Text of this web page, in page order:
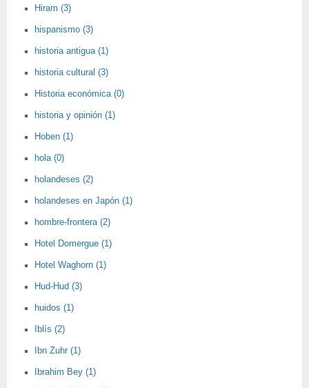
Hiram (3)
hispanismo (3)
historia antigua (1)
historia cultural (3)
Historia económica (0)
historia y opinión (1)
Hoben (1)
hola (0)
holandeses (2)
holandeses en Japón (1)
hombre-frontera (2)
Hotel Domergue (1)
Hotel Waghorn (1)
Hud-Hud (3)
huidos (1)
Iblís (2)
Ibn Zuhr (1)
Ibrahim Bey (1)